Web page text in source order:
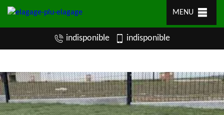
MENU
indisponible indisponible